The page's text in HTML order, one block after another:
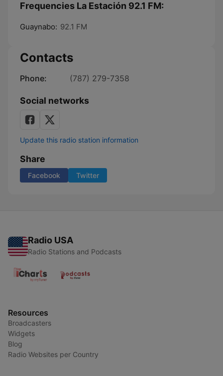
Frequencies La Estación 92.1 FM:
Guaynabo: 92.1 FM
Contacts
Phone: (787) 279-7358
Social networks
Update this radio station information
Share
Facebook Twitter
Radio USA
Radio Stations and Podcasts
Resources
Broadcasters
Widgets
Blog
Radio Websites per Country